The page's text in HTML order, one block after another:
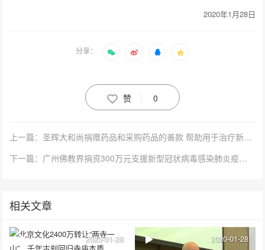
2020年1月28日
分享：
赞 0
上一篇：圣辉大和尚捐赠药品和采购药品的善款 帮助用于治疗新型冠状病毒感染的患者
下一篇：广州佛教界捐资300万元支援新型冠状病毒感染肺炎疫情防控工作
相关文章
2020-01-28 2020-01-28